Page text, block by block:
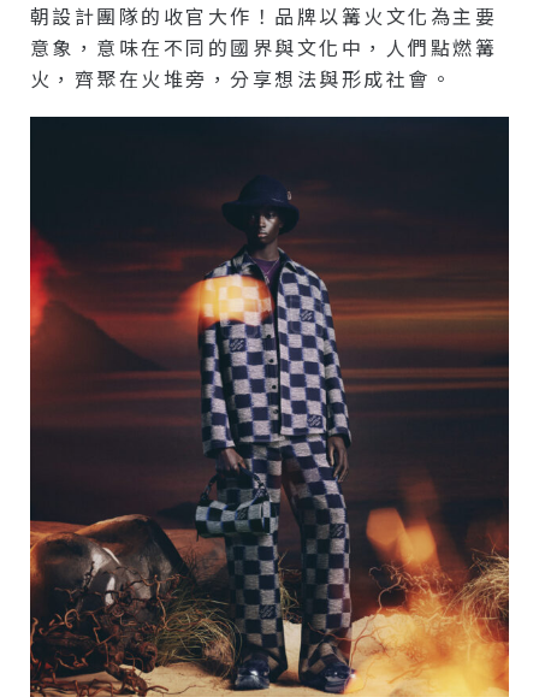
朝設計團隊的收官大作！品牌以篝火文化為主要
意象，意味在不同的國界與文化中，人們點燃篝
火，齊聚在火堆旁，分享想法與形成社會。